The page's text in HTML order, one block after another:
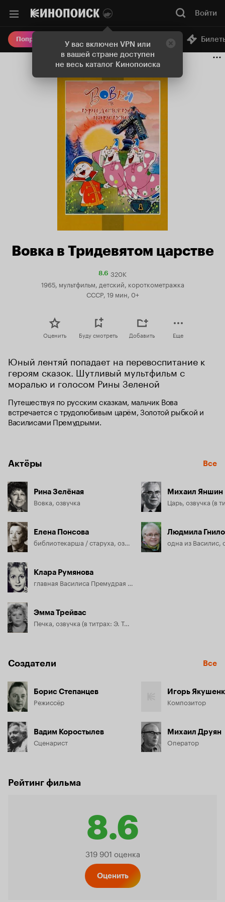
У вас включен VPN или
в вашей стране доступен
не весь каталог Кинопоиска
Войти
Попробовать Плюс Онлайн-кинотеатр
Вовка в Тридевятом царстве
8.6Рейтинг
Кинопоиска
8.6
320K
1965, мультфильм, детский, короткометражка
СССР, 19 мин, 0+
Оценить Буду смотреть Добавить Еще
Юный лентяй попадает на перевоспитание к
героям сказок. Шутливый мультфильм с
моралью и голосом Рины Зеленой
Путешествуя по русским сказкам, мальчик Вова
встречается с трудолюбивым царём, Золотой рыбкой и
Василисами Премудрыми.
Актёры Все
Рина Зелёная
Вовка, озвучка
Елена Понсова
библиотекарша / старуха, озвучка (в титрах: Е. Понсова)
Клара Румянова
главная Василиса Премудрая / Золотая Рыбка, озвучка (в титрах: К. Румянова)
Эмма Трейвас
Печка, озвучка (в титрах: Э. Трейвас)
Михаил Яншин
Людмила
Создатели Все
Борис Степанцев
Режиссёр
Вадим Коростылев
Сценарист
Игорь
Композитор
Михаил Друян
Оператор
Рейтинг фильма
8.6
Рейтинг
319 901 оценка
Оценить